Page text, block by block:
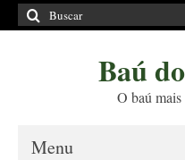
Buscar
por:
Baú
O baú
Menu